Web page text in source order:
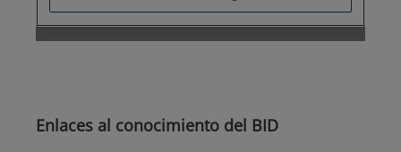
Enlaces al conocimiento del BID